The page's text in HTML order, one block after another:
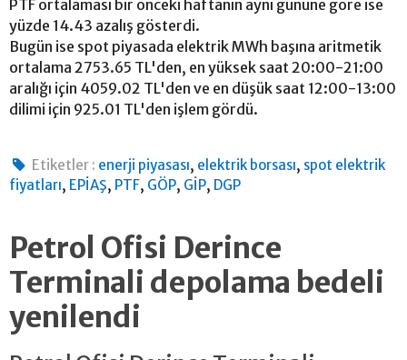
PTF ortalaması bir önceki haftanın aynı gününe göre ise
yüzde 14.43 azalış gösterdi.
Bugün ise spot piyasada elektrik MWh başına aritmetik
ortalama 2753.65 TL'den, en yüksek saat 20:00-21:00
aralığı için 4059.02 TL'den ve en düşük saat 12:00-13:00
dilimi için 925.01 TL'den işlem gördü.
Etiketler : enerji piyasası, elektrik borsası, spot elektrik
fiyatları, EPİAŞ, PTF, GÖP, GİP, DGP
Petrol Ofisi Derince
Terminali depolama bedeli
yenilendi